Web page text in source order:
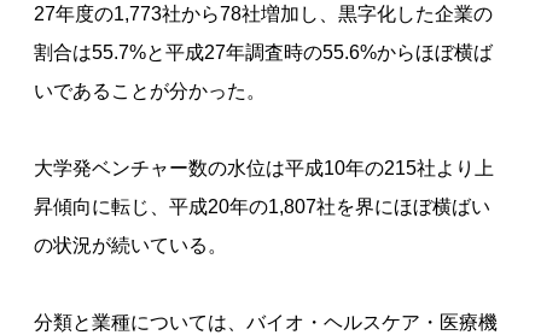
27年度の1,773社から78社増加し、黒字化した企業の
割合は55.7%と平成27年調査時の55.6%からほぼ横ば
いであることが分かった。
大学発ベンチャー数の水位は平成10年の215社より上
昇傾向に転じ、平成20年の1,807社を界にほぼ横ばい
の状況が続いている。
分類と業種については、バイオ・ヘルスケア・医療機